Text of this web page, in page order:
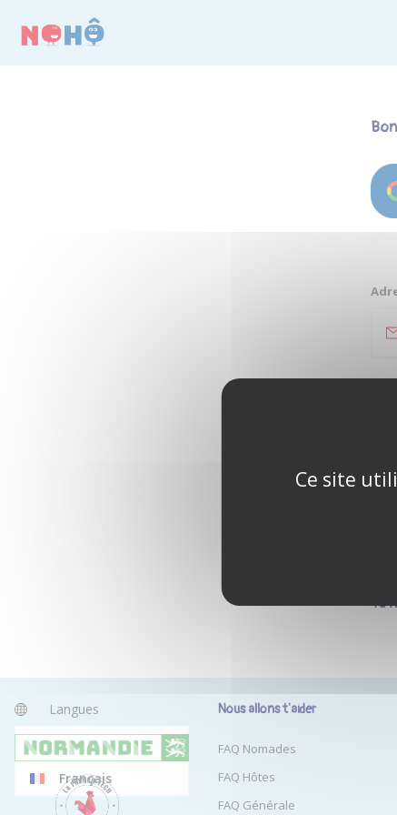
Tu
Langues
Anglais
Français
Nous allons t'aider
FAQ Nomades
FAQ Hôtes
FAQ Générale
Ce site